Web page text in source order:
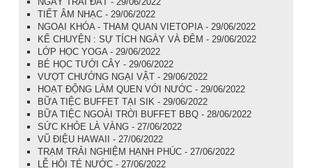
TIẾT ÂM NHẠC - 29/06/2022
NGOẠI KHÓA - THAM QUAN VIETOPIA - 29/06/2022
KỂ CHUYỆN : SỰ TÍCH NGÀY VÀ ĐÊM - 29/06/2022
LỚP HỌC YOGA - 29/06/2022
BÉ HỌC TƯỚI CÂY - 29/06/2022
VƯỢT CHƯỚNG NGẠI VẬT - 29/06/2022
HOẠT ĐỘNG LÀM QUEN VỚI NƯỚC - 29/06/2022
BỮA TIỆC BUFFET TẠI SIK - 29/06/2022
BỮA TIỆC NGOÀI TRỜI BUFFET BBQ - 28/06/2022
SỨC KHỎE LÀ VÀNG - 27/06/2022
VŨ ĐIỆU HAWAII - 27/06/2022
TRẠM TRẢI NGHIỆM HẠNH PHÚC - 27/06/2022
LỄ HỘI TÉ NƯỚC - 27/06/2022